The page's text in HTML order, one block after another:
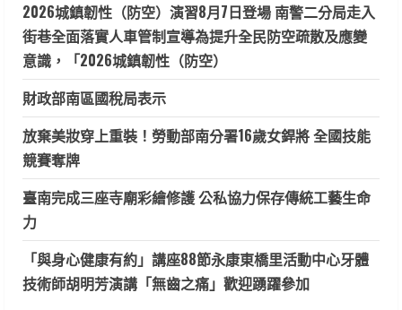
2026城鎮韌性（防空）演習8月7日登場 南警二分局走入
街巷全面落實人車管制宣導為提升全民防空疏散及應變
意識，「2026城鎮韌性（防空）
財政部南區國稅局表示
放棄美妝穿上重裝！勞動部南分署16歲女銲將 全國技能
競賽奪牌
臺南完成三座寺廟彩繪修護 公私協力保存傳統工藝生命
力
「與身心健康有約」講座88節永康東橋里活動中心牙體
技術師胡明芳演講「無齒之痛」歡迎踴躍參加